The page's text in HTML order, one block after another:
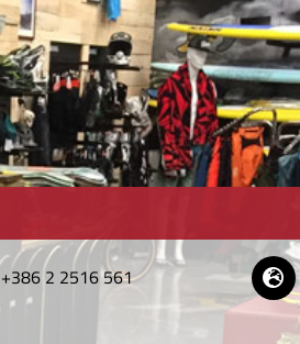
+386 2 2516 561